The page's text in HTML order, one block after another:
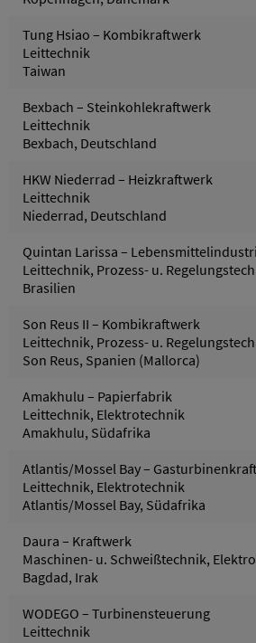
Tung Hsiao – Kombikraftwerk
Leittechnik
Taiwan
Bexbach – Steinkohlekraftwerk
Leittechnik
Bexbach, Deutschland
HKW Niederrad – Heizkraftwerk
Leittechnik
Niederrad, Deutschland
Quintan Larissa –
Leittechnik, Prozess- u.
Brasilien
Son Reus II – Kombikraftwerk
Leittechnik, Prozess- u.
Son Reus, Spanien (Mallorca)
Amakhulu – Papierfabrik
Leittechnik, Elektrotechnik
Amakhulu, Südafrika
Atlantis/Mossel Bay –
Leittechnik, Elektrotechnik
Atlantis/Mossel Bay, Südafrika
Daura – Kraftwerk
Maschinen- u. Schweißtechnik,
Bagdad, Irak
WODEGO – Turbinensteuerung
Leittechnik